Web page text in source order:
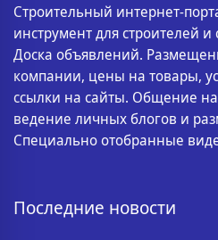
Строительный интернет-
инструмент для строителей
Доска объявлений.
компании, цены на товары,
ссылки на сайты. Общение
ведение личных блогов и
Специально отобранные
Последние новости